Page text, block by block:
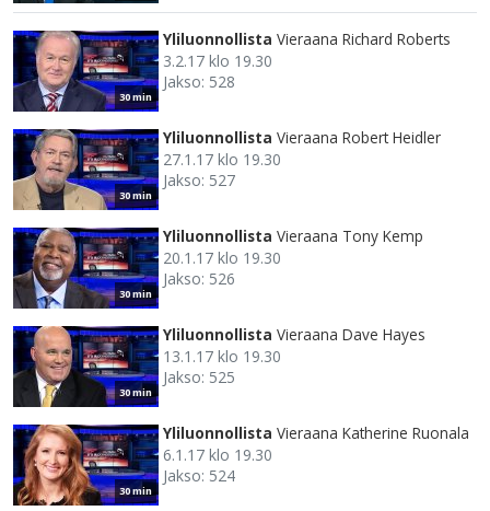
30 min
Yliluonnollista Vieraana Richard Roberts
3.2.17 klo 19.30
Jakso: 528
30 min
Yliluonnollista Vieraana Robert Heidler
27.1.17 klo 19.30
Jakso: 527
30 min
Yliluonnollista Vieraana Tony Kemp
20.1.17 klo 19.30
Jakso: 526
30 min
Yliluonnollista Vieraana Dave Hayes
13.1.17 klo 19.30
Jakso: 525
30 min
Yliluonnollista Vieraana Katherine Ruonala
6.1.17 klo 19.30
Jakso: 524